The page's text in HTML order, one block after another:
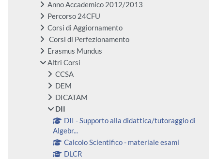
Anno Accademico 2012/2013
Percorso 24CFU
Corsi di Aggiornamento
Corsi di Perfezionamento
Erasmus Mundus
Altri Corsi
CCSA
DEM
DICATAM
DII
DII - Supporto alla didattica/tutoraggio di
Algebr...
Calcolo Scientifico - materiale esami
DLCR